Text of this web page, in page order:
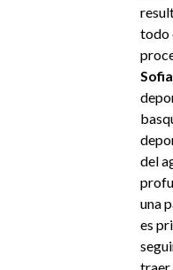
todo
del
una
es
traer